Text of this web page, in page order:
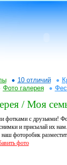
10 отличий
Фото галерея
/ Моя
фотками с друзьями!
и присылай их
фоторобик разместит
фото